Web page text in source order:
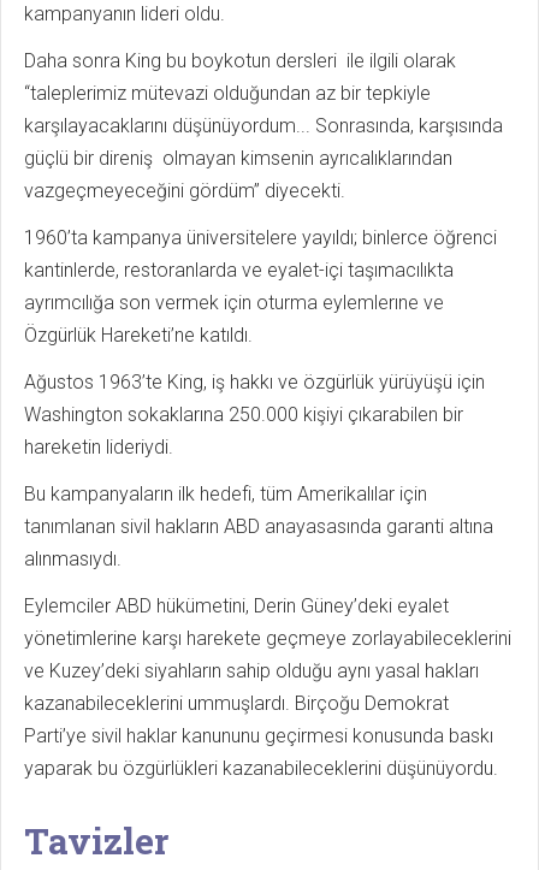
kampanyanın lideri oldu.
Daha sonra King bu boykotun dersleri ile ilgili olarak
“taleplerimiz mütevazi olduğundan az bir tepkiyle
karşılayacaklarını düşünüyordum... Sonrasında, karşısında
güçlü bir direniş olmayan kimsenin ayrıcalıklarından
vazgeçmeyeceğini gördüm” diyecekti.
1960’ta kampanya üniversitelere yayıldı; binlerce öğrenci
kantinlerde, restoranlarda ve eyalet-içi taşımacılıkta
ayrımcılığa son vermek için oturma eylemlerıne ve
Özgürlük Hareketi’ne katıldı.
Ağustos 1963’te King, iş hakkı ve özgürlük yürüyüşü için
Washington sokaklarına 250.000 kişiyi çıkarabilen bir
hareketin lideriydi.
Bu kampanyaların ilk hedefi, tüm Amerikalılar için
tanımlanan sivil hakların ABD anayasasında garanti altına
alınmasıydı.
Eylemciler ABD hükümetini, Derin Güney’deki eyalet
yönetimlerine karşı harekete geçmeye zorlayabileceklerini
ve Kuzey’deki siyahların sahip olduğu aynı yasal hakları
kazanabileceklerini ummuşlardı. Birçoğu Demokrat
Parti’ye sivil haklar kanununu geçirmesi konusunda baskı
yaparak bu özgürlükleri kazanabileceklerini düşünüyordu.
Tavizler